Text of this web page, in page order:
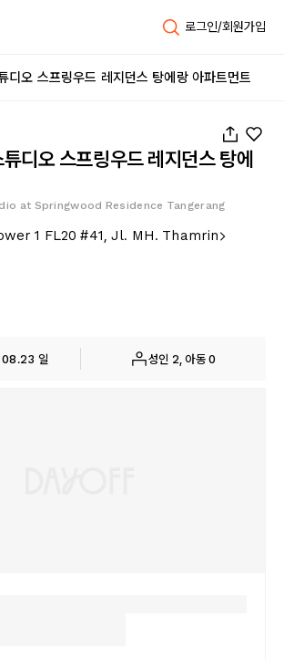
로그인/회원가입
디오 스프링우드 레지던스 탕에랑 아파트먼트
디오 스프링우드 레지던스 탕에
at Springwood Residence Tangerang
1 FL20 #41, Jl. MH. Thamrin
일 성인 2, 아동 0